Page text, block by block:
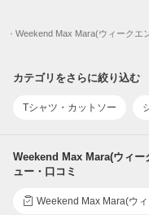
Weekend Max Mara(ウィーク
カテゴリをさらに絞り込む
Tシャツ・カットソー
Weekend Max Mara(ウィ
ュー・口コミ
Weekend Max Mara(ウ